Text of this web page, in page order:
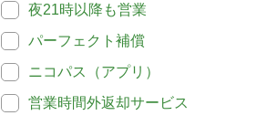
夜21時以降も営業
パーフェクト補償
ニコパス（アプリ）
営業時間外返却サービス